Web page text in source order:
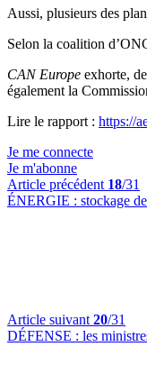
Aussi, plusieurs des
Selon la coalition
CAN Europe exhorte,
également la
Lire le rapport : https://
Je me connecte
Je m'abonne
Article précédent 18/31
ÉNERGIE : stockage
Article suivant 20/31
DÉFENSE : les